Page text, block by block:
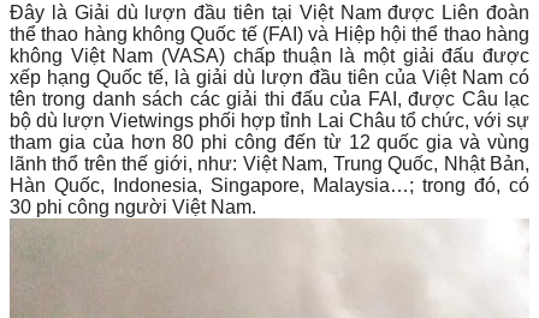
Đây là Giải dù lượn đầu tiên tại Việt Nam được Liên đoàn
thể thao hàng không Quốc tế (FAI) và Hiệp hội thể thao hàng
không Việt Nam (VASA) chấp thuận là một giải đấu được
xếp hạng Quốc tế, là giải dù lượn đầu tiên của Việt Nam có
tên trong danh sách các giải thi đấu của FAI, được Câu lạc
bộ dù lượn Vietwings phối hợp tỉnh Lai Châu tổ chức, với sự
tham gia của hơn 80 phi công đến từ 12 quốc gia và vùng
lãnh thổ trên thế giới, như: Việt Nam, Trung Quốc, Nhật Bản,
Hàn Quốc, Indonesia, Singapore, Malaysia…; trong đó, có
30 phi công người Việt Nam.